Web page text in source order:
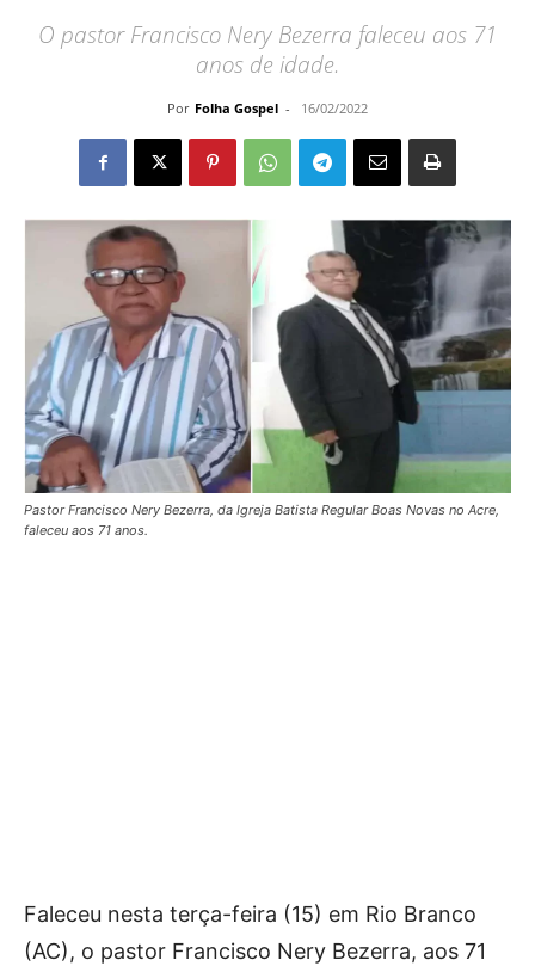
O pastor Francisco Nery Bezerra faleceu aos 71
anos de idade.
Por Folha Gospel - 16/02/2022
Pastor Francisco Nery Bezerra, da Igreja Batista Regular Boas Novas no Acre,
faleceu aos 71 anos.
Faleceu nesta terça-feira (15) em Rio Branco
(AC), o pastor Francisco Nery Bezerra, aos 71